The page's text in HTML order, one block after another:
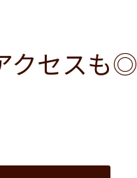
クセスも◎